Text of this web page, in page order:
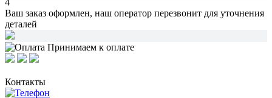
4
Ваш заказ оформлен, наш оператор перезвонит для уточнения
деталей
Принимаем к оплате
Контакты